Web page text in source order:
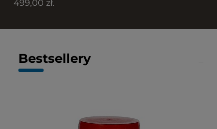
499,00 zł.
Bestsellery